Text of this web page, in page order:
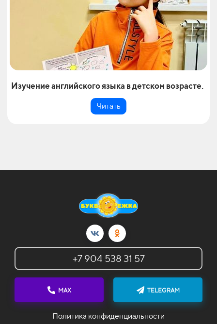
Изучение английского языка в детском возрасте.
Читать
+7 904 538 31 57
MAX TELEGRAM
Политика конфиденциальности